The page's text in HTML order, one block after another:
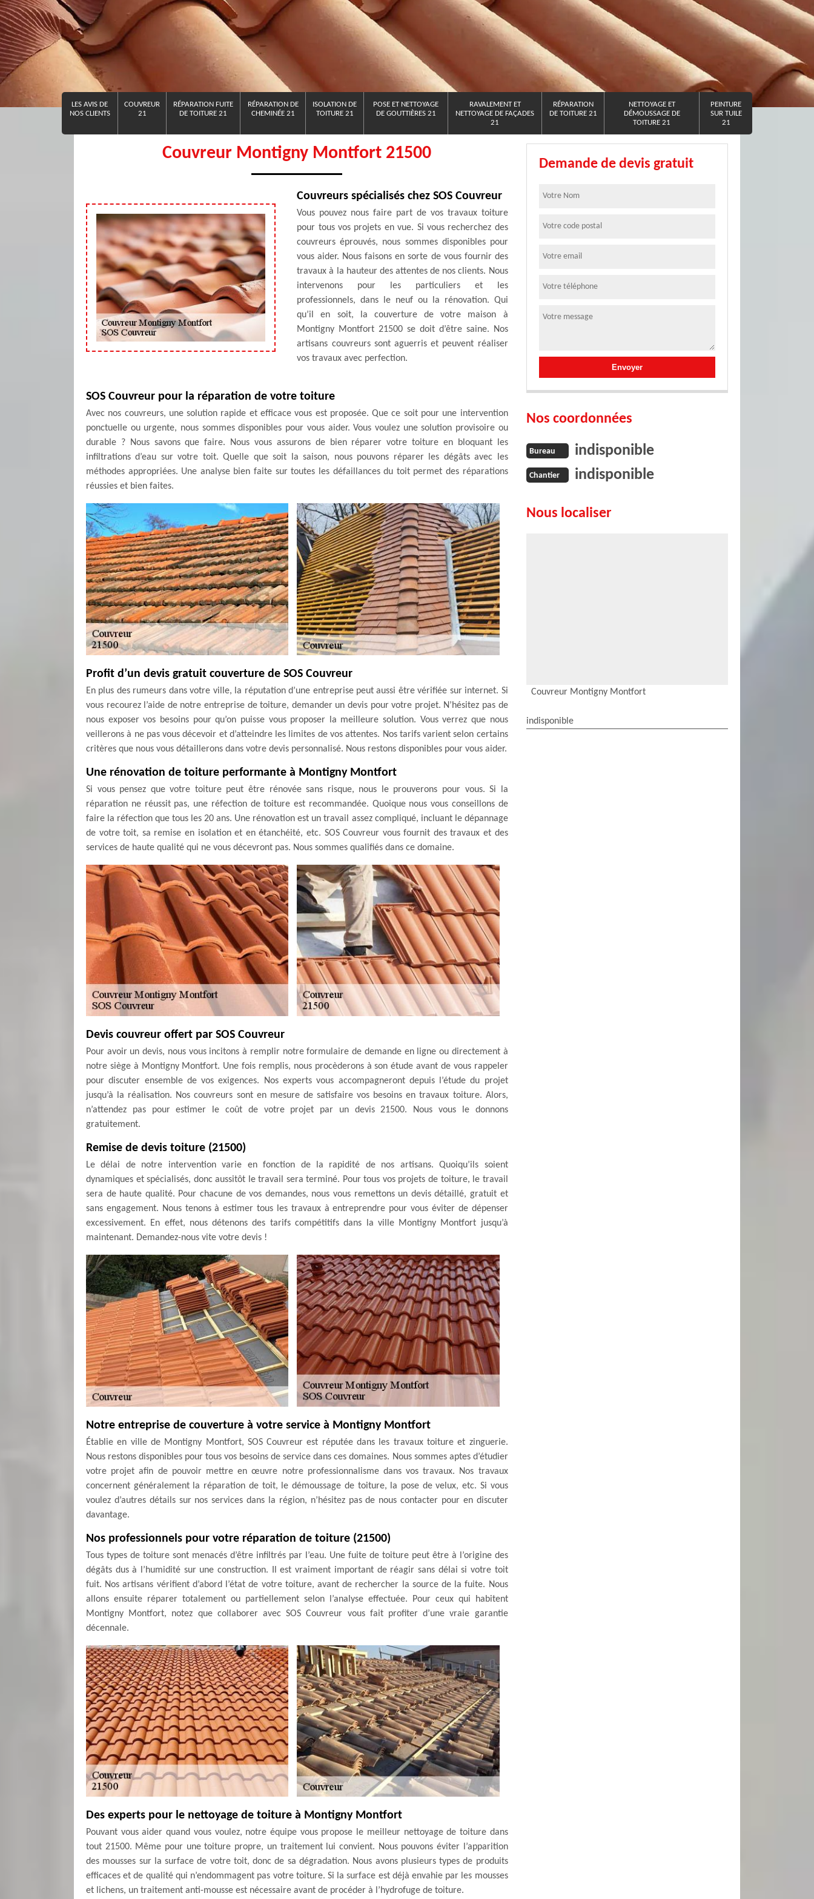
LES AVIS DE
NOS CLIENTS
COUVREUR
21
RÉPARATION FUITE
DE TOITURE 21
RÉPARATION DE
CHEMINÉE 21
ISOLATION DE
TOITURE 21
POSE ET NETTOYAGE
DE GOUTTIÈRES 21
RAVALEMENT ET
NETTOYAGE DE FAÇADES
21
RÉPARATION
DE TOITURE 21
NETTOYAGE ET
DÉMOUSSAGE DE
TOITURE 21
PEINTURE
SUR TUILE
21
Couvreur Montigny Montfort 21500
Couvreurs spécialisés chez SOS Couvreur
Vous pouvez nous faire part de vos travaux toiture
pour tous vos projets en vue. Si vous recherchez des
couvreurs éprouvés, nous sommes disponibles pour
vous aider. Nous faisons en sorte de vous fournir des
travaux à la hauteur des attentes de nos clients. Nous
intervenons pour les particuliers et les
professionnels, dans le neuf ou la rénovation. Qui
qu’il en soit, la couverture de votre maison à
Montigny Montfort 21500 se doit d’être saine. Nos
artisans couvreurs sont aguerris et peuvent réaliser
vos travaux avec perfection.
SOS Couvreur pour la réparation de votre toiture
Avec nos couvreurs, une solution rapide et efficace vous est proposée. Que ce soit pour une intervention
ponctuelle ou urgente, nous sommes disponibles pour vous aider. Vous voulez une solution provisoire ou
durable ? Nous savons que faire. Nous vous assurons de bien réparer votre toiture en bloquant les
infiltrations d’eau sur votre toit. Quelle que soit la saison, nous pouvons réparer les dégâts avec les
méthodes appropriées. Une analyse bien faite sur toutes les défaillances du toit permet des réparations
réussies et bien faites.
Profit d’un devis gratuit couverture de SOS Couvreur
En plus des rumeurs dans votre ville, la réputation d’une entreprise peut aussi être vérifiée sur internet. Si
vous recourez l’aide de notre entreprise de toiture, demander un devis pour votre projet. N’hésitez pas de
nous exposer vos besoins pour qu’on puisse vous proposer la meilleure solution. Vous verrez que nous
veillerons à ne pas vous décevoir et d’atteindre les limites de vos attentes. Nos tarifs varient selon certains
critères que nous vous détaillerons dans votre devis personnalisé. Nous restons disponibles pour vous aider.
Une rénovation de toiture performante à Montigny Montfort
Si vous pensez que votre toiture peut être rénovée sans risque, nous le prouverons pour vous. Si la
réparation ne réussit pas, une réfection de toiture est recommandée. Quoique nous vous conseillons de
faire la réfection que tous les 20 ans. Une rénovation est un travail assez compliqué, incluant le dépannage
de votre toit, sa remise en isolation et en étanchéité, etc. SOS Couvreur vous fournit des travaux et des
services de haute qualité qui ne vous décevront pas. Nous sommes qualifiés dans ce domaine.
Devis couvreur offert par SOS Couvreur
Pour avoir un devis, nous vous incitons à remplir notre formulaire de demande en ligne ou directement à
notre siège à Montigny Montfort. Une fois remplis, nous procèderons à son étude avant de vous rappeler
pour discuter ensemble de vos exigences. Nos experts vous accompagneront depuis l’étude du projet
jusqu’à la réalisation. Nos couvreurs sont en mesure de satisfaire vos besoins en travaux toiture. Alors,
n’attendez pas pour estimer le coût de votre projet par un devis 21500. Nous vous le donnons
gratuitement.
Remise de devis toiture (21500)
Le délai de notre intervention varie en fonction de la rapidité de nos artisans. Quoiqu’ils soient
dynamiques et spécialisés, donc aussitôt le travail sera terminé. Pour tous vos projets de toiture, le travail
sera de haute qualité. Pour chacune de vos demandes, nous vous remettons un devis détaillé, gratuit et
sans engagement. Nous tenons à estimer tous les travaux à entreprendre pour vous éviter de dépenser
excessivement. En effet, nous détenons des tarifs compétitifs dans la ville Montigny Montfort jusqu’à
maintenant. Demandez-nous vite votre devis !
Notre entreprise de couverture à votre service à Montigny Montfort
Établie en ville de Montigny Montfort, SOS Couvreur est réputée dans les travaux toiture et zinguerie.
Nous restons disponibles pour tous vos besoins de service dans ces domaines. Nous sommes aptes d’étudier
votre projet afin de pouvoir mettre en œuvre notre professionnalisme dans vos travaux. Nos travaux
concernent généralement la réparation de toit, le démoussage de toiture, la pose de velux, etc. Si vous
voulez d’autres détails sur nos services dans la région, n’hésitez pas de nous contacter pour en discuter
davantage.
Nos professionnels pour votre réparation de toiture (21500)
Tous types de toiture sont menacés d’être infiltrés par l’eau. Une fuite de toiture peut être à l’origine des
dégâts dus à l’humidité sur une construction. Il est vraiment important de réagir sans délai si votre toit
fuit. Nos artisans vérifient d’abord l’état de votre toiture, avant de rechercher la source de la fuite. Nous
allons ensuite réparer totalement ou partiellement selon l’analyse effectuée. Pour ceux qui habitent
Montigny Montfort, notez que collaborer avec SOS Couvreur vous fait profiter d’une vraie garantie
décennale.
Des experts pour le nettoyage de toiture à Montigny Montfort
Pouvant vous aider quand vous voulez, notre équipe vous propose le meilleur nettoyage de toiture dans
tout 21500. Même pour une toiture propre, un traitement lui convient. Nous pouvons éviter l’apparition
des mousses sur la surface de votre toit, donc de sa dégradation. Nous avons plusieurs types de produits
efficaces et de qualité qui n’endommagent pas votre toiture. Si la surface est déjà envahie par les mousses
et lichens, un traitement anti-mousse est nécessaire avant de procéder à l’hydrofuge de toiture.
Demande de devis gratuit
Nos coordonnées
Bureau indisponible
Chantier indisponible
Nous localiser
Couvreur Montigny Montfort
indisponible